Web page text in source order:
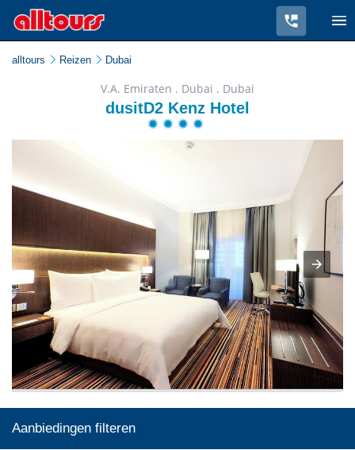
alltours Reizen Dubai
V.A. Emiraten . Dubai . Dubai
dusitD2 Kenz Hotel
Aanbiedingen filteren